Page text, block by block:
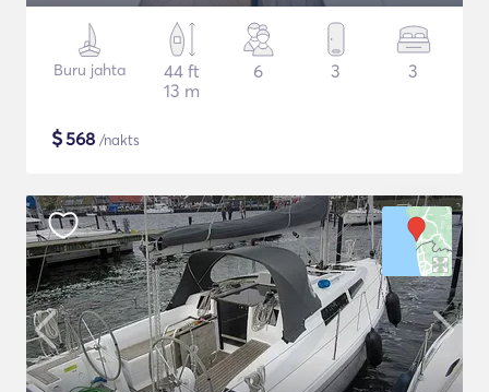
Buru jahta
44 ft
13 m
6 3 3
$568 /nakts